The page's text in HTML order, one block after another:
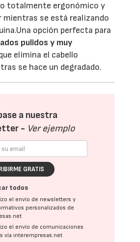
totalmente ergonómico y
mientras se está realizando
opción perfecta para
pulidos y muy
elimina el cabello
se hace un degradado.
a nuestra
- Ver ejemplo
GRATIS
todos
el envío de newsletters y
personalizados de
el envío de comunicaciones
vía interempresas.net